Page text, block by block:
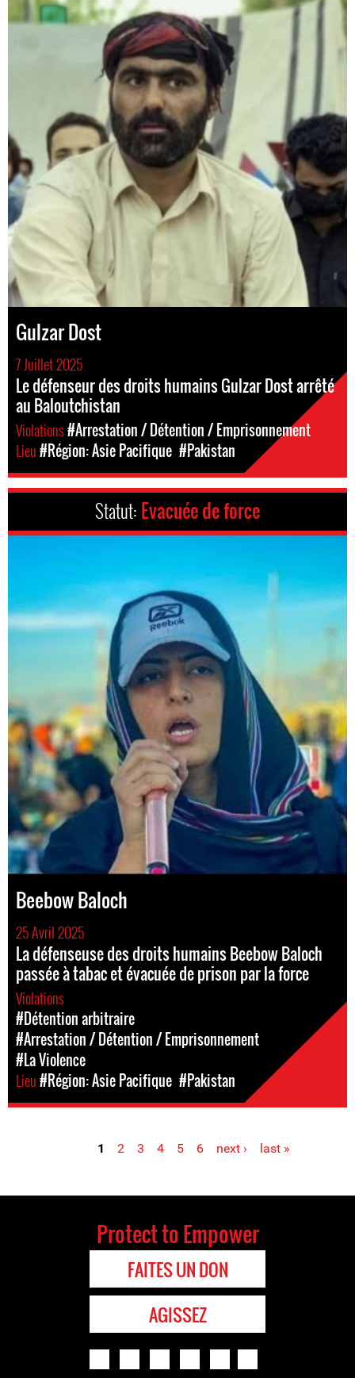
Gulzar Dost
7 Juillet 2025
Le défenseur des droits humains Gulzar Dost arrêté
au Baloutchistan
Violations#Arrestation / Détention / Emprisonnement
Lieu#Région: Asie Pacifique #Pakistan
Statut: Evacuée de force
Beebow Baloch
25 Avril 2025
La défenseuse des droits humains Beebow Baloch
passée à tabac et évacuée de prison par la force
Violations
#Détention arbitraire
#Arrestation / Détention / Emprisonnement
#La Violence
Lieu#Région: Asie Pacifique #Pakistan
1 2 3 4 5 6 next › last »
Protect to Empower
FAITES UN DON
AGISSEZ